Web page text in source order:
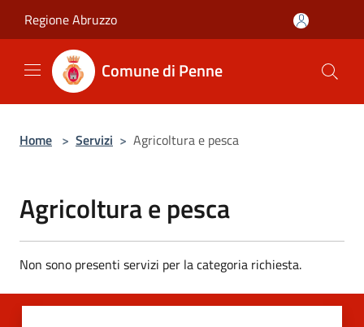
Regione Abruzzo
Comune di Penne
Home > Servizi > Agricoltura e pesca
Agricoltura e pesca
Non sono presenti servizi per la categoria richiesta.